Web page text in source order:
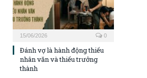
15/06/2026 0
Đánh vợ là hành động thiếu
nhân văn và thiếu trưởng
thành